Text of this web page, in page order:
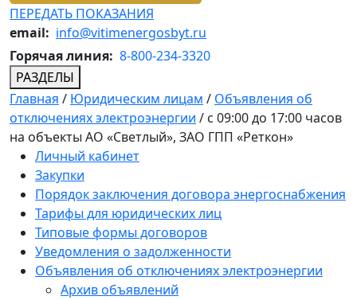
ПЕРЕДАТЬ ПОКАЗАНИЯ
email: info@vitimenergosbyt.ru
Горячая линия: 8-800-234-3320
РАЗДЕЛЫ
Главная / Юридическим лицам / Объявления об
отключениях электроэнергии / с 09:00 до 17:00 часов
на объекты АО «Светлый», ЗАО ГПП «Реткон»
Личный кабинет
Закупки
Порядок заключения договора энергоснабжения
Тарифы для юридических лиц
Типовые формы договоров
Уведомления о задолженности
Объявления об отключениях электроэнергии
Архив объявлений